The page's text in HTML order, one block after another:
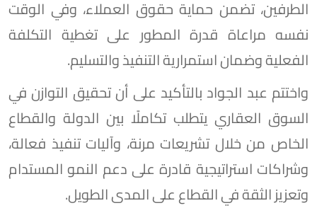
الطرفين، تضمن حماية حقوق العملاء، وفي الوقت
نفسه مراعاة قدرة المطور على تغطية التكلفة
الفعلية وضمان استمرارية التنفيذ والتسليم.
واختتم عبد الجواد بالتأكيد على أن تحقيق التوازن في
السوق العقاري يتطلب تكاملًا بين الدولة والقطاع
الخاص من خلال تشريعات مرنة، وآليات تنفيذ فعالة،
وشراكات استراتيجية قادرة على دعم النمو المستدام
وتعزيز الثقة في القطاع على المدى الطويل.